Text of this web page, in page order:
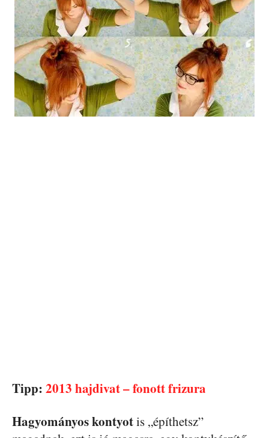
Tipp: 2013 hajdivat – fonott frizura
Hagyományos kontyotis „építhetsz”